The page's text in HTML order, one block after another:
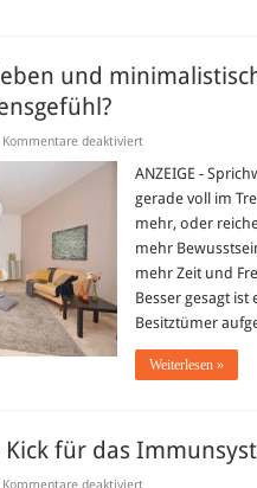
und
Kommentare deaktiviertfür
leben
minimalistisch
einrichten:
Luxus
oder
bewusstes
Lebensgefühl?
ANZEIGE -
gerade voll im
mehr, oder
mehr
mehr Zeit und
Besser gesagt
Besitztümer
Weiterlesen »
für das
für